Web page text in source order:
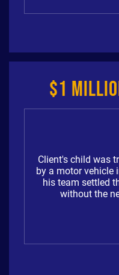
$1
Client's child was
by a motor vehicle
his team settled
without the